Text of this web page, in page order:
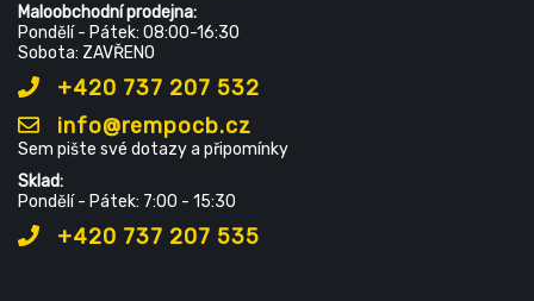
Maloobchodní prodejna:
Pondělí - Pátek: 08:00-16:30
Sobota: ZAVŘENO
+420 737 207 532
info@rempocb.cz
Sem pište své dotazy a připomínky
Sklad:
Pondělí - Pátek: 7:00 - 15:30
+420 737 207 535